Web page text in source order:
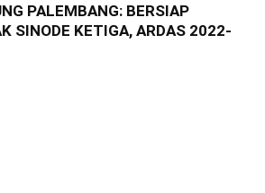
PALEMBANG: BERSIAP
SINODE KETIGA, ARDAS 2022-